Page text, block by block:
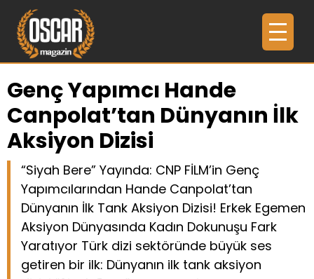
Genç Yapımcı Hande
Canpolat’tan Dünyanın İlk
Aksiyon Dizisi
“Siyah Bere” Yayında: CNP FİLM’in Genç
Yapımcılarından Hande Canpolat’tan
Dünyanın İlk Tank Aksiyon Dizisi! Erkek Egemen
Aksiyon Dünyasında Kadın Dokunuşu Fark
Yaratıyor Türk dizi sektöründe büyük ses
getiren bir ilk: Dünyanın ilk tank aksiyon